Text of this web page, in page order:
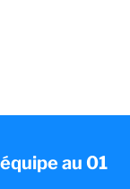
au 01